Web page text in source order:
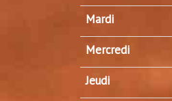
Mardi
Mercredi
Jeudi